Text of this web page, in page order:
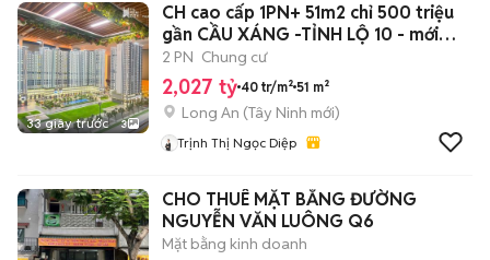
33 giây trước 3
CH cao cấp 1PN+ 51m2 chỉ 500 triệu
gần CẦU XÁNG -TỈNH LỘ 10 - mới
100%
2 PN Chung cư
2,027 tỷ 40 tr/m² 51 m²
Long An (Tây Ninh mới)
Trịnh Thị Ngọc Diệp
CHO THUÊ MẶT BẰNG ĐƯỜNG
NGUYỄN VĂN LUÔNG Q6
Mặt bằng kinh doanh